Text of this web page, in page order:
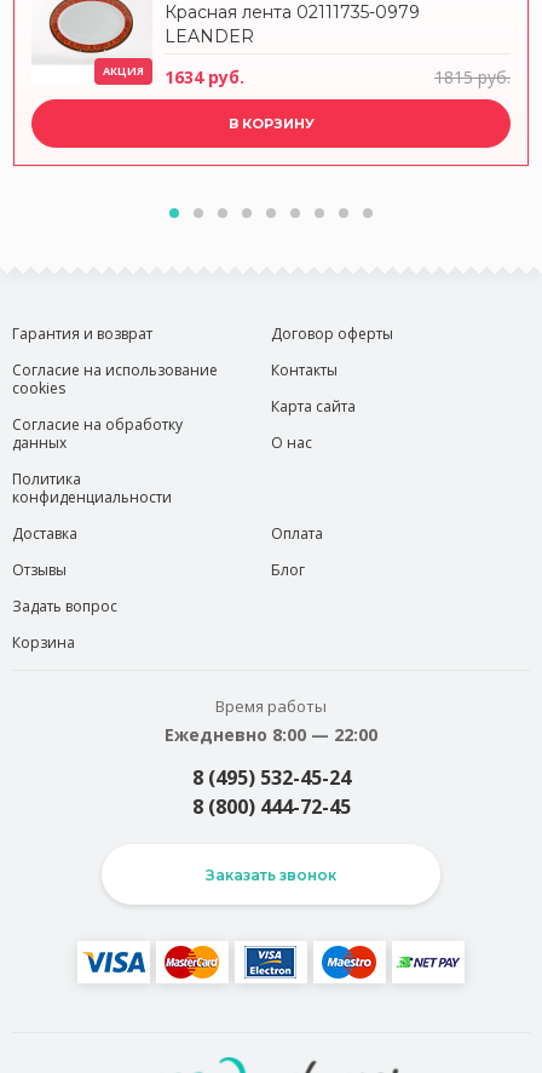
АКЦИЯ
Красная лента 02111735-0979
LEANDER
1634 руб. 1815 руб.
В КОРЗИНУ
Гарантия и возврат
Согласие на использование
cookies
Согласие на обработку
данных
Политика
конфиденциальности
Договор оферты
Контакты
Карта сайта
О нас
Доставка
Отзывы
Задать вопрос
Корзина
Оплата
Блог
Время работы
Ежедневно 8:00 — 22:00
8 (495) 532-45-24
8 (800) 444-72-45
Заказать звонок